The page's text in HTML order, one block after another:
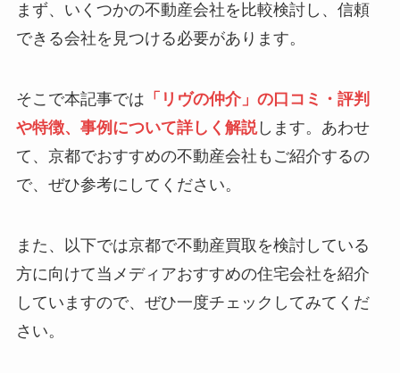
まず、いくつかの不動産会社を比較検討し、信頼
できる会社を見つける必要があります。
そこで本記事では 「リヴの仲介」の口コミ・評判
や特徴、事例について詳しく解説します。あわせ
て、 京都でおすすめの不動産会社 もご紹介するの
で、ぜひ参考にしてください。
また、以下では京都で不動産買取を検討している
方に向けて当メディアおすすめの住宅会社を紹介
していますので、ぜひ一度チェックしてみてくだ
さい。